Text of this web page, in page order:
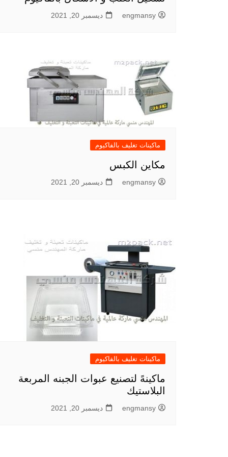
engmansy ديسمبر 20, 2021
ماكينات تغليف بالفاكيوم
مكاين الكبس
engmansy ديسمبر 20, 2021
ماكينات تغليف بالفاكيوم
ماكينهً لتصنيع عبوات الجبنه المربعة
البلاستيك
engmansy ديسمبر 20, 2021